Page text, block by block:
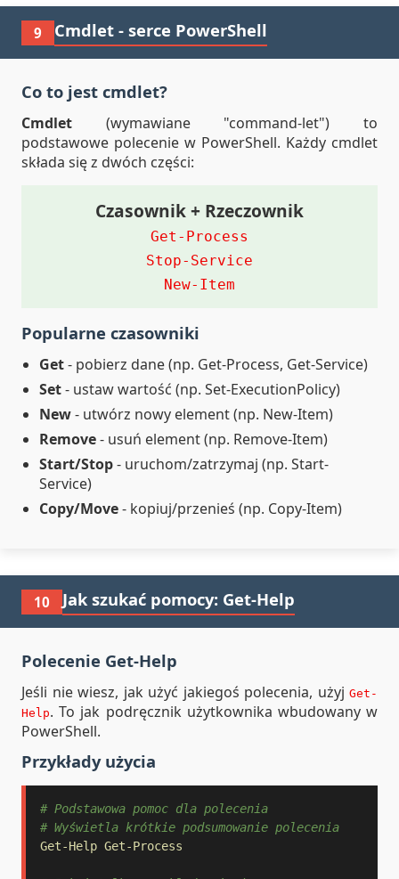
9 Cmdlet - serce PowerShell
Co to jest cmdlet?
Cmdlet (wymawiane "command-let") to
podstawowe polecenie w PowerShell. Każdy cmdlet
składa się z dwóch części:
Czasownik + Rzeczownik
Get-Process
Stop-Service
New-Item
Popularne czasowniki
Get- pobierz dane (np. Get-Process, Get-Service)
Set- ustaw wartość (np. Set-ExecutionPolicy)
New- utwórz nowy element (np. New-Item)
Remove- usuń element (np. Remove-Item)
Start/Stop- uruchom/zatrzymaj (np. Start-
Service)
Copy/Move- kopiuj/przenieś (np. Copy-Item)
10 Jak szukać pomocy: Get-Help
Polecenie Get-Help
Jeśli nie wiesz, jak użyć jakiegoś polecenia, użyj Get-
Help. To jak podręcznik użytkownika wbudowany w
PowerShell.
Przykłady użycia
# Podstawowa pomoc dla polecenia
# Wyświetla krótkie podsumowanie polecenia
Get-Help Get-Process